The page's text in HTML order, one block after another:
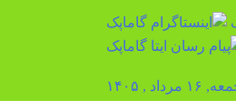
۱۶ مرداد , ۱۴۰۵